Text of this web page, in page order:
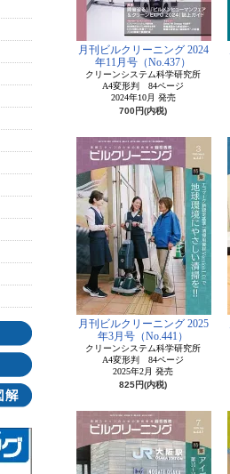
月刊ビルクリーニング 2024
年11月号（No.437）
クリーンシステム科学研究所
A4変形判 84ページ
2024年10月 発売
700円(内税)
月刊ビルクリーニング 2025
年3月号（No.441）
クリーンシステム科学研究所
A4変形判 84ページ
2025年2月 発売
825円(内税)